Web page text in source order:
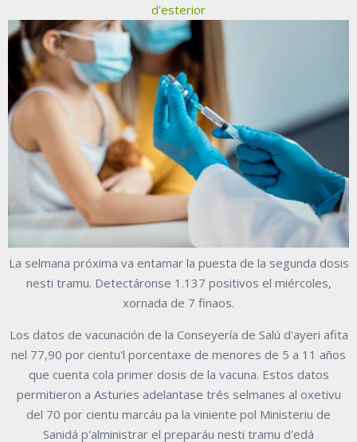
d'esterior
La selmana próxima va entamar la puesta de la segunda dosis
nesti tramu. Detectáronse 1.137 positivos el miércoles,
xornada de 7 finaos.
Los datos de vacunación de la Conseyería de Salú d'ayeri afita
nel 77,90 por cientu'l porcentaxe de menores de 5 a 11 años
que cuenta cola primer dosis de la vacuna. Estos datos
permitieron a Asturies adelantase trés selmanes al oxetivu
del 70 por cientu marcáu pa la viniente pol Ministeriu de
Sanidá p'alministrar el preparáu nesti tramu d'edá